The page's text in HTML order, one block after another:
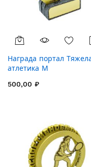
Награда портал
атлетика М
500,00 ₽